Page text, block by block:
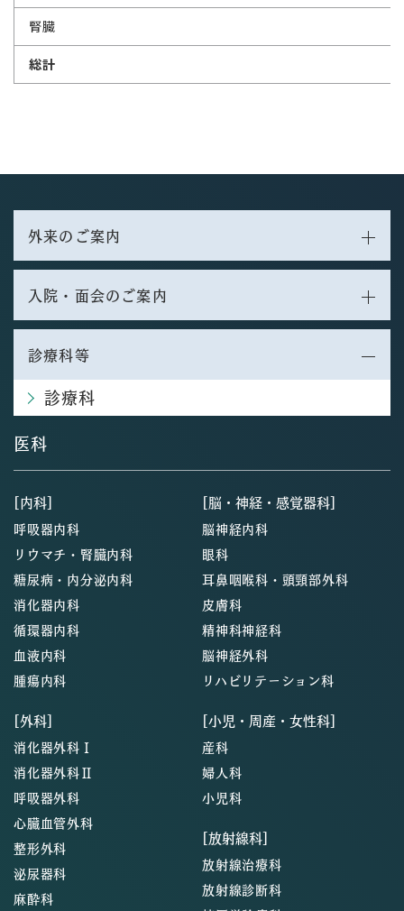
腎臓
総計
外来のご案内
入院・面会のご案内
診療科等
診療科
医科
[内科]
呼吸器内科
リウマチ・腎臓内科
糖尿病・内分泌内科
消化器内科
循環器内科
血液内科
腫瘍内科
[外科]
消化器外科Ⅰ
消化器外科Ⅱ
呼吸器外科
心臓血管外科
整形外科
泌尿器科
麻酔科
[脳・神経・感覚器科]
脳神経内科
眼科
耳鼻咽喉科・頭頸部外科
皮膚科
精神科神経科
脳神経外科
リハビリテーション科
[小児・周産・女性科]
産科
婦人科
小児科
[放射線科]
放射線治療科
放射線診断科